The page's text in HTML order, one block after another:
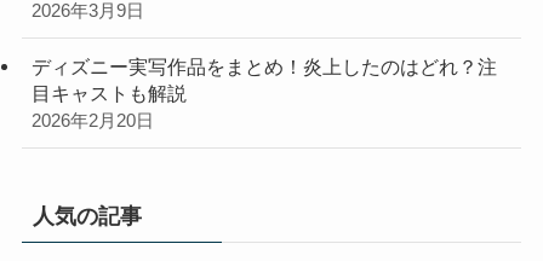
2026年3月9日
ディズニー実写作品をまとめ！炎上したのはどれ？注
目キャストも解説
2026年2月20日
人気の記事